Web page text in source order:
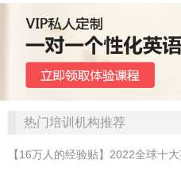
热门培训机构推荐